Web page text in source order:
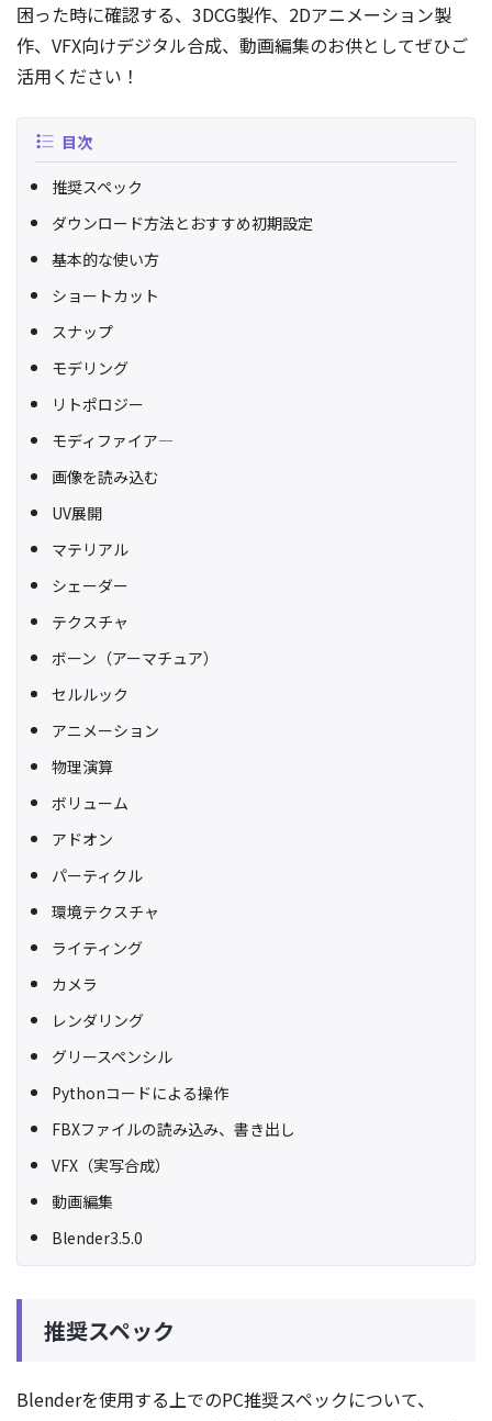
困った時に確認する、3DCG製作、2Dアニメーション製
作、VFX向けデジタル合成、動画編集のお供としてぜひご
活用ください！
目次
推奨スペック
ダウンロード方法とおすすめ初期設定
基本的な使い方
ショートカット
スナップ
モデリング
リトポロジー
モディファイア―
画像を読み込む
UV展開
マテリアル
シェーダー
テクスチャ
ボーン（アーマチュア）
セルルック
アニメーション
物理演算
ボリューム
アドオン
パーティクル
環境テクスチャ
ライティング
カメラ
レンダリング
グリースペンシル
Pythonコードによる操作
FBXファイルの読み込み、書き出し
VFX（実写合成）
動画編集
Blender3.5.0
推奨スペック
Blenderを使用する上でのPC推奨スペックについて、